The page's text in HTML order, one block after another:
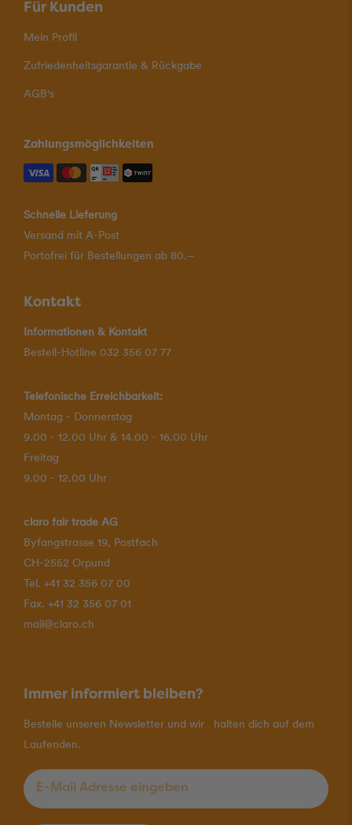
Für Kunden
Mein Profil
Zufriedenheitsgarantie & Rückgabe
AGB's
Zahlungsmöglichkeiten
Schnelle Lieferung
Versand mit A-Post
Portofrei für Bestellungen ab 80.–
Kontakt
Informationen & Kontakt
Bestell-Hotline 032 356 07 77
Telefonische Erreichbarkeit:
Montag - Donnerstag
9.00 - 12.00 Uhr & 14.00 - 16.00 Uhr
Freitag
9.00 - 12.00 Uhr
claro fair trade AG
Byfangstrasse 19, Postfach
CH-2552 Orpund
Tel. +41 32 356 07 00
Fax. +41 32 356 07 01
mail@claro.ch
Immer informiert bleiben?
Bestelle unseren Newsletter und wir halten dich auf dem
Laufenden.
E-Mail Adresse eingeben